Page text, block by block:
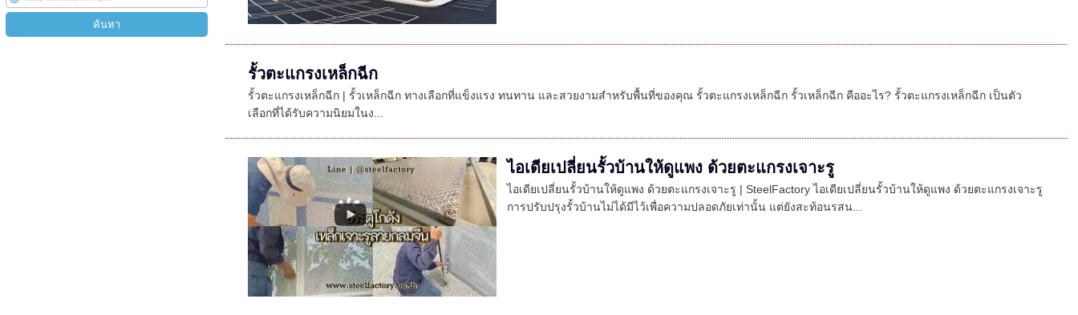
รั้วตะแกรงเหล็กฉีก
รั้วตะแกรงเหล็กฉีก | รั้วเหล็กฉีก ทางเลือกที่แข็งแรง ทนทาน และสวยงามสำหรับพื้นที่ของคุณ รั้วตะแกรงเหล็กฉีก รั้วเหล็กฉีก คืออะไร? รั้วตะแกรงเหล็กฉีก เป็นตัว
เลือกที่ได้รับความนิยมในง...
ไอเดียเปลี่ยนรั้วบ้านให้ดูแพง ด้วยตะแกรงเจาะรู
ไอเดียเปลี่ยนรั้วบ้านให้ดูแพง ด้วยตะแกรงเจาะรู | SteelFactory ไอเดียเปลี่ยนรั้วบ้านให้ดูแพง ด้วยตะแกรงเจาะรู
การปรับปรุงรั้วบ้านไม่ได้มีไว้เพื่อความปลอดภัยเท่านั้น แต่ยังสะท้อนรสน...